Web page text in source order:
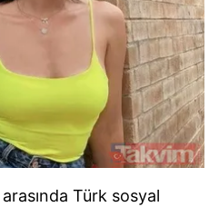
Türk sosyal